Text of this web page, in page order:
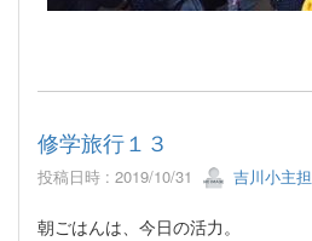
修学旅行１３
投稿日時 : 2019/10/31 吉川小主担
朝ごはんは、今日の活力。